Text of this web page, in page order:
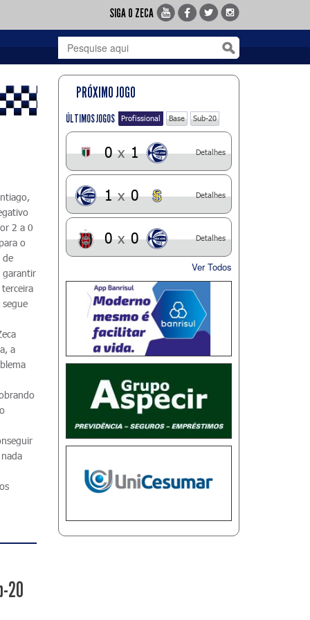
SIGA O ZECA
2 a 0
o
de
garantir
terceira
a
20
PRÓXIMO JOGO
ÚLTIMOS JOGOS Profissional Base Sub-20
0 x 1 Detalhes
1 x 0 Detalhes
0 x 0 Detalhes
Ver Todos